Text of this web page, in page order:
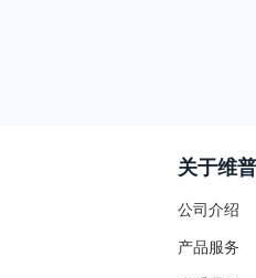
关于维普
公司介绍
产品服务